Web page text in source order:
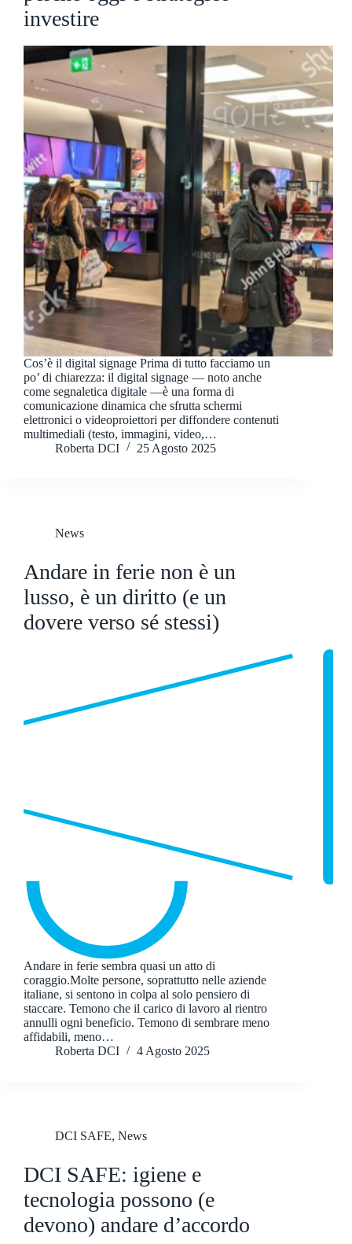
investire
Cos’è il digital signage Prima di tutto facciamo un
po’ di chiarezza: il digital signage — noto anche
come segnaletica digitale —è una forma di
comunicazione dinamica che sfrutta schermi
elettronici o videoproiettori per diffondere contenuti
multimediali (testo, immagini, video,…
Roberta DCI
25 Agosto 2025
News
Andare in ferie non è un
lusso, è un diritto (e un
dovere verso sé stessi)
Andare in ferie sembra quasi un atto di
coraggio.Molte persone, soprattutto nelle aziende
italiane, si sentono in colpa al solo pensiero di
staccare. Temono che il carico di lavoro al rientro
annulli ogni beneficio. Temono di sembrare meno
affidabili, meno…
Roberta DCI
4 Agosto 2025
DCI SAFE, News
DCI SAFE: igiene e
tecnologia possono (e
devono) andare d’accordo